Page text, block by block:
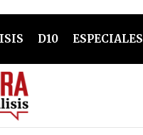
D10 ESPECIALES